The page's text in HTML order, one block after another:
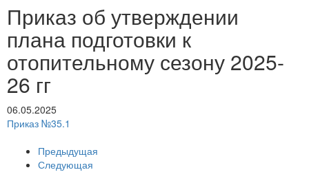
Приказ об утверждении
плана подготовки к
отопительному сезону 2025-
26 гг
06.05.2025
Приказ №35.1
Предыдущая
Следующая